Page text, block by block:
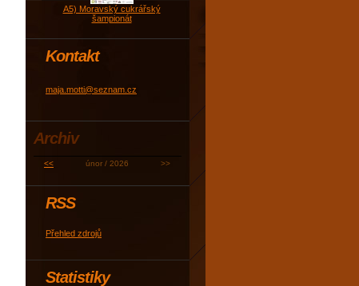
A5) Moravský cukrářský
šampionát
Kontakt
maja.motti@seznam.cz
Archiv
<< únor / 2026 >>
RSS
Přehled zdrojů
Statistiky